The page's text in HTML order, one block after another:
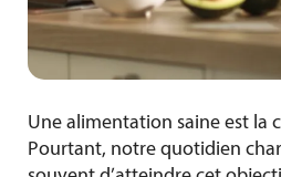
Une alimentation saine est la
Pourtant, notre quotidien